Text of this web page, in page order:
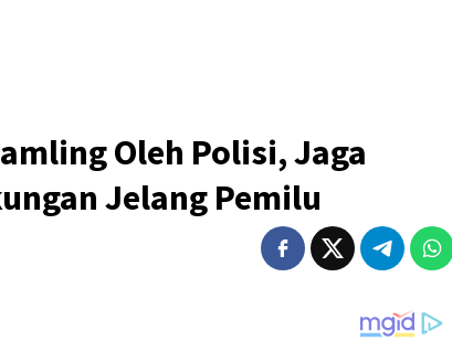
Oleh Polisi, Jaga
Jelang Pemilu